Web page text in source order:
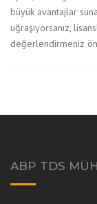
büyük avantajlar
uğraşıyorsanız,
değerlendirmeniz
ABP TDS